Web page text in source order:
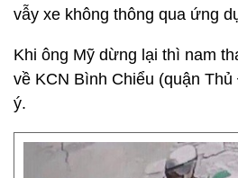
vẫy xe không thông qua ứng
Khi ông Mỹ dừng lại thì nam
về KCN Bình Chiểu (quận
ý.